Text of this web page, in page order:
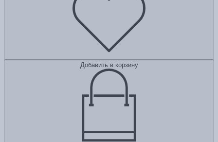
Добавить в корзину